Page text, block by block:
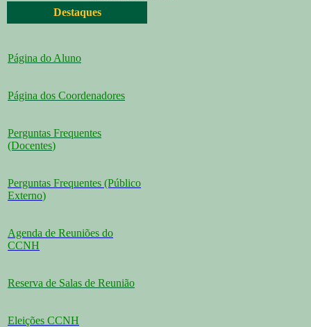
Destaques
Página do Aluno
Página dos Coordenadores
Perguntas Frequentes
(Docentes)
Perguntas Frequentes (Público
Externo)
Agenda de Reuniões do
CCNH
Reserva de Salas de Reunião
Eleições CCNH